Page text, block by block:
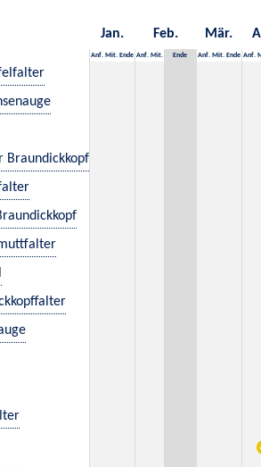
Jan. Feb. Mär.
Anf. Mit. Ende Anf. Mit. Ende Anf. Mit. Ende Anf.
Braundickkopf